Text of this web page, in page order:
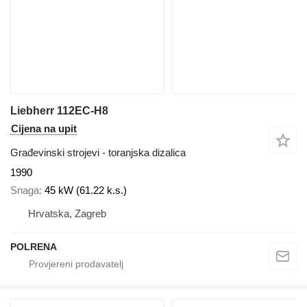
Liebherr 112EC-H8
Cijena na upit
Građevinski strojevi - toranjska dizalica
1990
Snaga 45 kW (61.22 k.s.)
Hrvatska, Zagreb
POLRENA